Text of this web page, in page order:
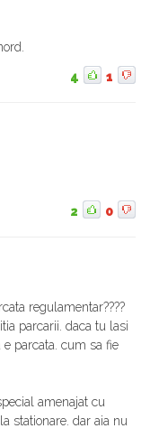
4 1
2 0
regulamentar????
parcarii. daca tu lasi
parcata. cum sa fie
amenajat cu
stationare. dar aia nu